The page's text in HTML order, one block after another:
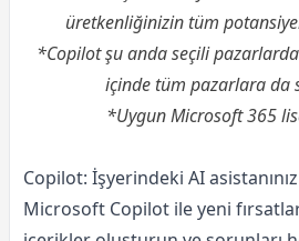
üretkenliğinizin tüm
*Copilot şu anda seçili
içinde tüm pazarlara da
*Uygun Microsoft 365
Copilot: İşyerindeki AI
Microsoft Copilot ile yeni